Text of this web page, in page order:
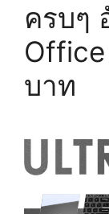
ครบๆ
บาท